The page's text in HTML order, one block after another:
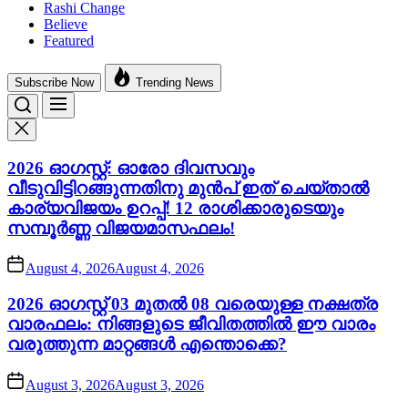
Rashi Change
Believe
Featured
Subscribe Now Trending News
2026 ഓഗസ്റ്റ്: ഓരോ ദിവസവും
വീടുവിട്ടിറങ്ങുന്നതിനു മുൻപ് ഇത് ചെയ്താൽ
കാര്യവിജയം ഉറപ്പ്! 12 രാശിക്കാരുടെയും
സമ്പൂർണ്ണ വിജയമാസഫലം!
August 4, 2026August 4, 2026
2026 ഓഗസ്റ്റ് 03 മുതൽ 08 വരെയുള്ള നക്ഷത്ര
വാരഫലം: നിങ്ങളുടെ ജീവിതത്തിൽ ഈ വാരം
വരുത്തുന്ന മാറ്റങ്ങൾ എന്തൊക്കെ?
August 3, 2026August 3, 2026